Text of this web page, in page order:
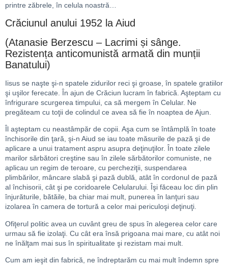
printre zăbrele, în celula noastră…
Crăciunul anului 1952 la Aiud
(Atanasie Berzescu – Lacrimi și sânge.
Rezistența anticomunistă armată din munții
Banatului)
Iisus se naşte şi-n spatele zidurilor reci şi groase, în spatele gratiilor
şi uşilor ferecate. În ajun de Crăciun lucram în fabrică. Aşteptam cu
înfrigurare scurgerea timpului, ca să mergem în Celular. Ne
pregăteam cu toţii de colindul ce avea să fie în noaptea de Ajun.
Îl aşteptam cu neastâmpăr de copii. Aşa cum se întâmplă în toate
închisorile din ţară, şi-n Aiud se iau toate măsurile de pază şi de
aplicare a unui tratament aspru asupra deţinuţilor. În toate zilele
marilor sărbători creştine sau în zilele sărbătorilor comuniste, ne
aplicau un regim de teroare, cu percheziţii, suspendarea
plimbărilor, mâncare slabă şi pază dublă, atât în cordonul de pază
al închisorii, cât şi pe coridoarele Celularului. Îşi făceau loc din plin
înjurăturile, bătăile, ba chiar mai mult, punerea în lanţuri sau
izolarea în camera de tortură a celor mai periculoşi deţinuţi.
Ofiţerul politic avea un cuvânt greu de spus în alegerea celor care
urmau să fie izolaţi. Cu cât era însă prigoana mai mare, cu atât noi
ne înălţam mai sus în spiritualitate şi rezistam mai mult.
Cum am ieşit din fabrică, ne îndreptarăm cu mai mult îndemn spre